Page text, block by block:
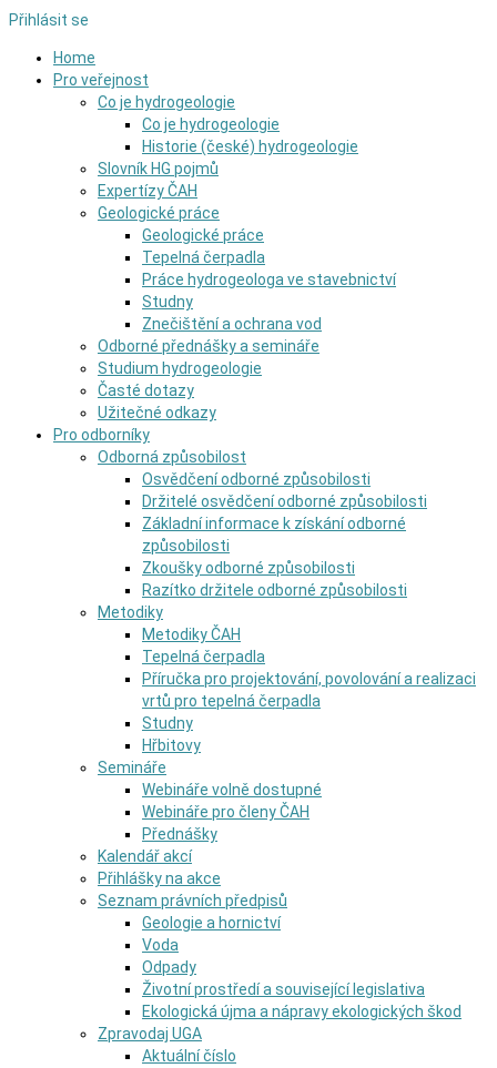
Přihlásit se
Home
Pro veřejnost
Co je hydrogeologie
Co je hydrogeologie
Historie (české) hydrogeologie
Slovník HG pojmů
Expertízy ČAH
Geologické práce
Geologické práce
Tepelná čerpadla
Práce hydrogeologa ve stavebnictví
Studny
Znečištění a ochrana vod
Odborné přednášky a semináře
Studium hydrogeologie
Časté dotazy
Užitečné odkazy
Pro odborníky
Odborná způsobilost
Osvědčení odborné způsobilosti
Držitelé osvědčení odborné způsobilosti
Základní informace k získání odborné
způsobilosti
Zkoušky odborné způsobilosti
Razítko držitele odborné způsobilosti
Metodiky
Metodiky ČAH
Tepelná čerpadla
Příručka pro projektování, povolování a realizaci
vrtů pro tepelná čerpadla
Studny
Hřbitovy
Semináře
Webináře volně dostupné
Webináře pro členy ČAH
Přednášky
Kalendář akcí
Přihlášky na akce
Seznam právních předpisů
Geologie a hornictví
Voda
Odpady
Životní prostředí a související legislativa
Ekologická újma a nápravy ekologických škod
Zpravodaj UGA
Aktuální číslo